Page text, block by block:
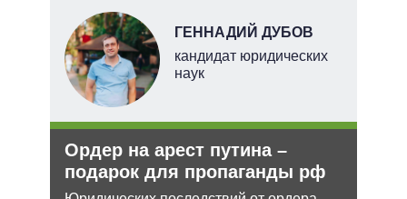
ГЕННАДИЙ ДУБОВ
кандидат юридических
наук
Ордер на арест путина –
подарок для пропаганды рф